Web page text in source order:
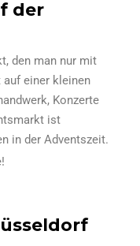
der
den man nur mit
einer kleinen
Konzerte
ist
in der Adventszeit.